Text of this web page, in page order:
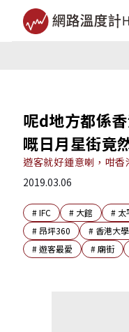
呢d地方都係
嘅日月星街竟
遊客就好鍾意喇，咁香
2019.03.06
#IFC # 大館 # 太
# 昂坪360 # 香港大學
#遊客最愛 #廟街